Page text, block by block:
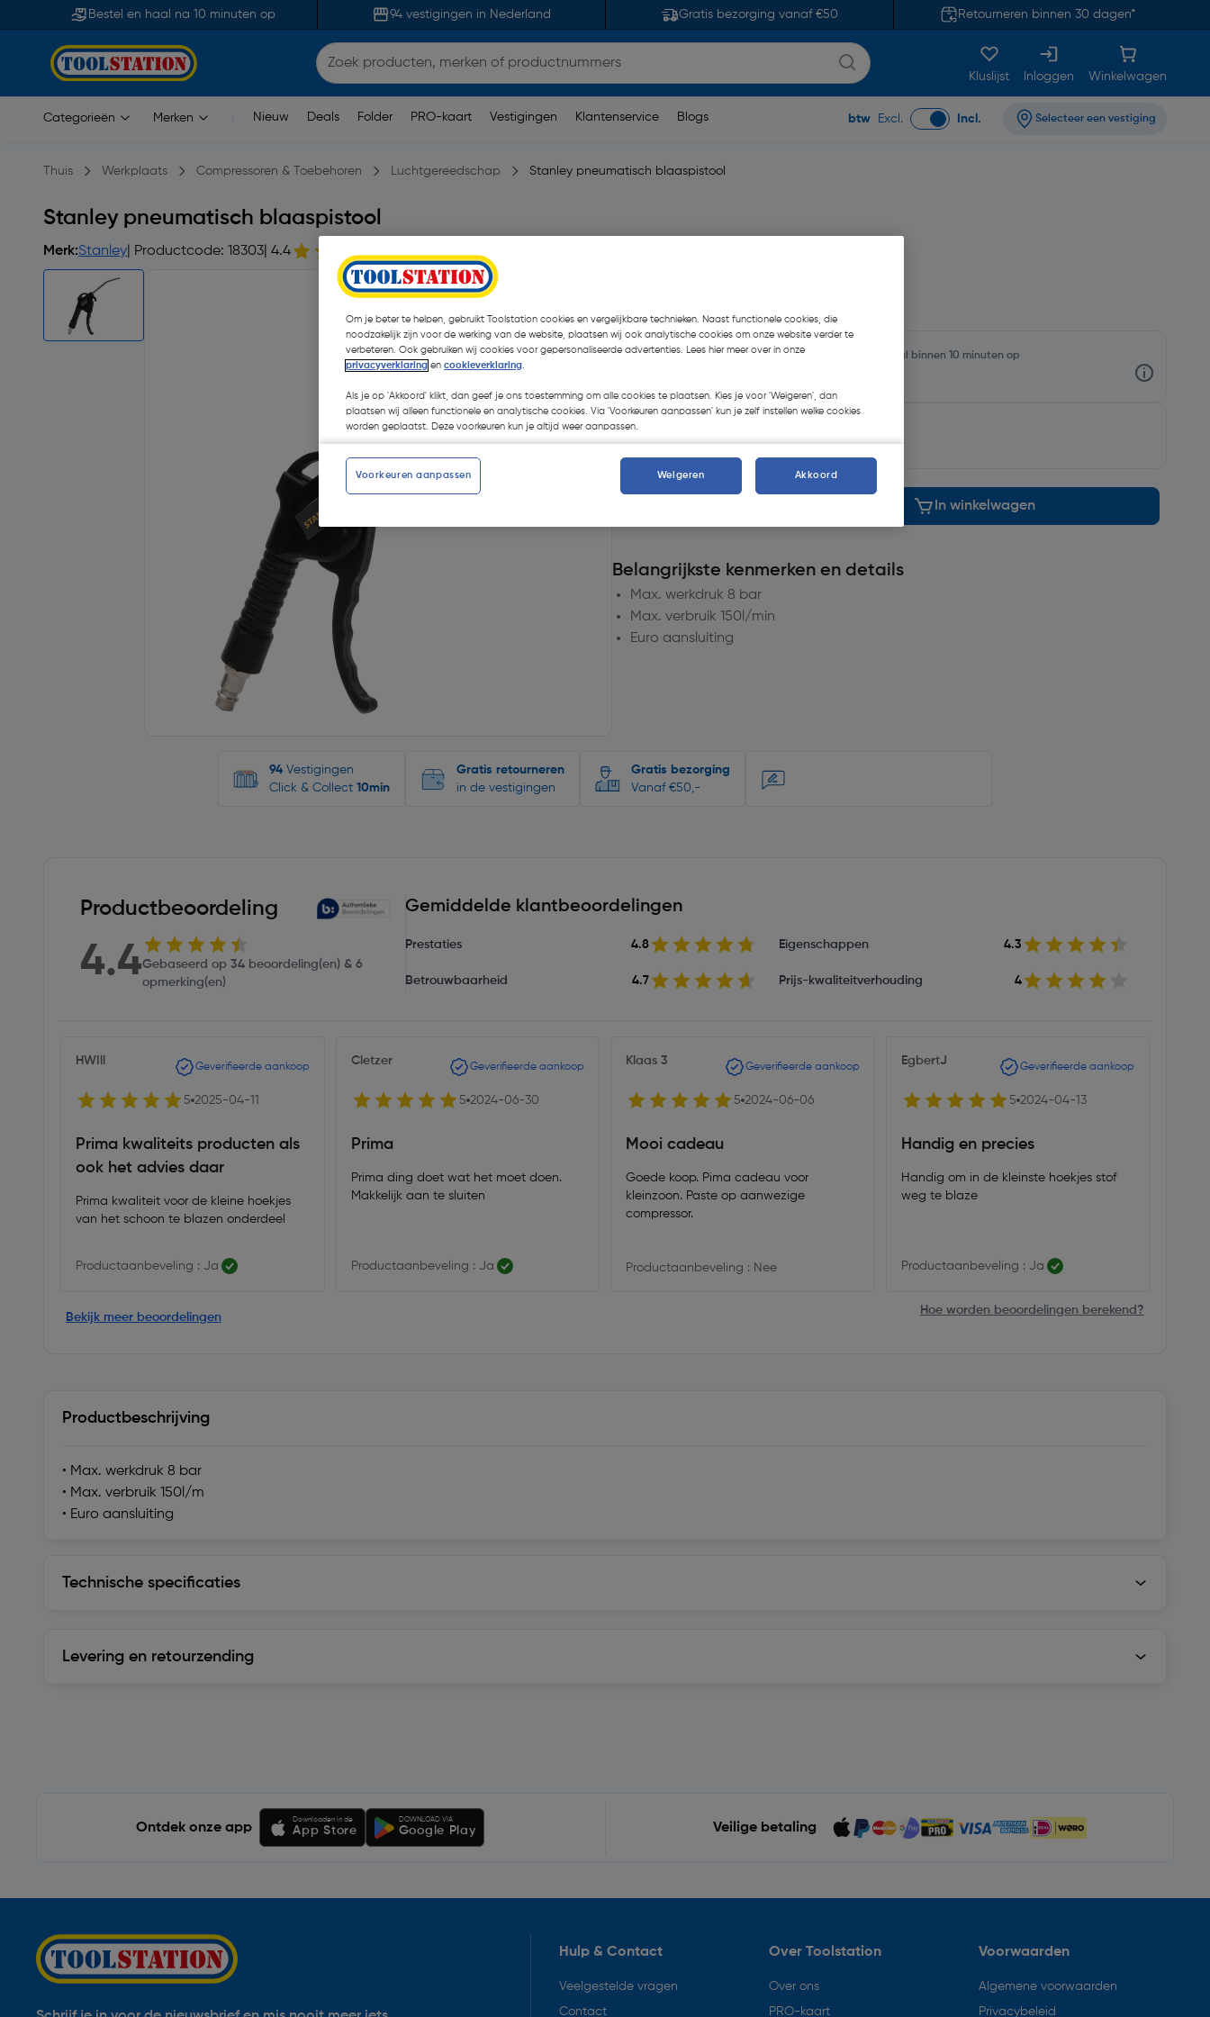
Bestel en haal na 10 minuten op 94 vestigingen in Nederland Gratis bezorging vanaf €50 Retourneren binnen 30 dagen*
Kluslijst Inloggen Winkelwagen
Categorieën Merken Nieuw Deals Folder PRO-kaart Vestigingen Klantenservice Blogs btw Excl. Incl. Selecteer een vestiging
Thuis Werkplaats Compressoren & Toebehoren Luchtgereedschap Stanley pneumatisch blaaspistool
Stanley pneumatisch blaaspistool
Merk:Stanley | Productcode: 18303 | 4.4
Selecteer winkel - Bekijk voorraadniveaus en haal binnen 10 minuten op
2 voor bezorging
In winkelwagen
Belangrijkste kenmerken en details
Max. werkdruk 8 bar
Max. verbruik 150l/min
Euro aansluiting
94 Vestigingen
Click & Collect 10min
Gratis retourneren
in de vestigingen
Gratis bezorging
Vanaf €50,-
Productbeoordeling
4.4Gebaseerd op 34 beoordeling(en) & 6
opmerking(en)
Gemiddelde klantbeoordelingen
Prestaties 4.8 Eigenschappen 4.3
Betrouwbaarheid 4.7 Prijs-kwaliteitverhouding 4
HWIll Geverifieerde aankoop
5 2025-04-11
Prima kwaliteits producten als
ook het advies daar
Prima kwaliteit voor de kleine hoekjes
van het schoon te blazen onderdeel
Productaanbeveling : Ja
Cletzer Geverifieerde aankoop
5 2024-06-30
Prima
Prima ding doet wat het moet doen.
Makkelijk aan te sluiten
Productaanbeveling : Ja
Klaas 3 Geverifieerde aankoop
5 2024-06-06
Mooi cadeau
Goede koop. Pima cadeau voor
kleinzoon. Paste op aanwezige
compressor.
Productaanbeveling : Nee
EgbertJ Geverifieerde aankoop
5 2024-04-13
Handig en precies
Handig om in de kleinste hoekjes stof
weg te blaze
Productaanbeveling : Ja
Bekijk meer beoordelingen
Hoe worden beoordelingen berekend?
Productbeschrijving
• Max. werkdruk 8 bar
• Max. verbruik 150l/m
• Euro aansluiting
Technische specificaties
Levering en retourzending
Ontdek onze app
Downloaden in de
App Store
DOWNLOAD VIA
Google Play Veilige betaling
Hulp & Contact
Veelgestelde vragen
Contact
Over Toolstation
Over ons
PRO-kaart
Voorwaarden
Algemene voorwaarden
Privacybeleid
Om je beter te helpen, gebruikt Toolstation cookies en vergelijkbare technieken. Naast functionele cookies, die
noodzakelijk zijn voor de werking van de website, plaatsen wij ook analytische cookies om onze website verder te
verbeteren. Ook gebruiken wij cookies voor gepersonaliseerde advertenties. Lees hier meer over in onze
privacyverklaring en cookieverklaring.
Als je op 'Akkoord' klikt, dan geef je ons toestemming om alle cookies te plaatsen. Kies je voor 'Weigeren', dan
plaatsen wij alleen functionele en analytische cookies. Via 'Voorkeuren aanpassen' kun je zelf instellen welke cookies
worden geplaatst. Deze voorkeuren kun je altijd weer aanpassen.
Voorkeuren aanpassen Weigeren Akkoord